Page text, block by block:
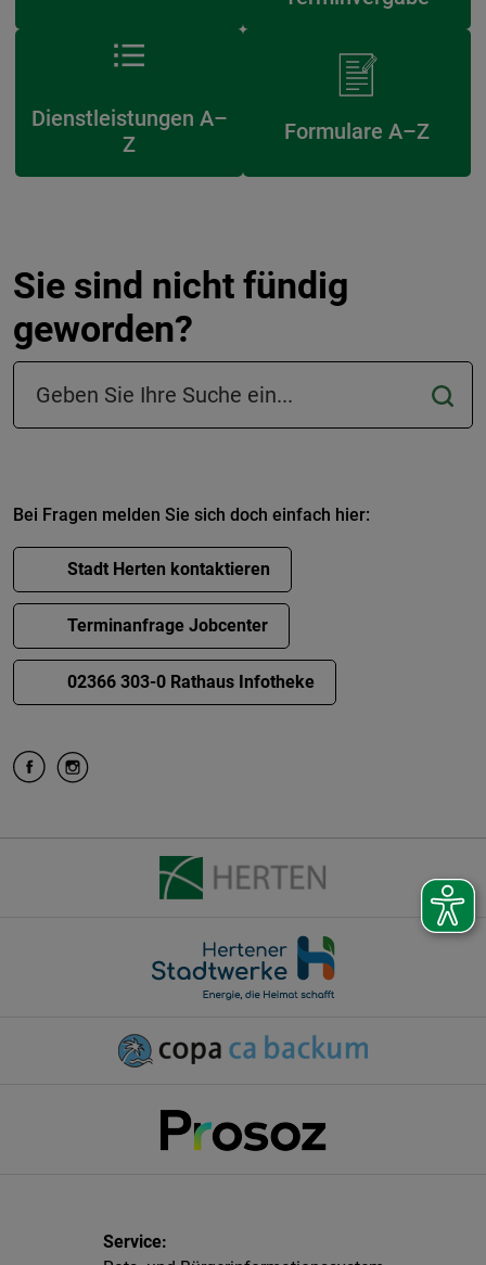
Dienstleistungen A–
Z
Formulare A–Z
Sie sind nicht fündig
geworden?
Suchfeld in der Fußzeile
Bei Fragen melden Sie sich doch einfach hier:
Stadt Herten kontaktieren
Terminanfrage Jobcenter
02366 303-0 Rathaus Infotheke